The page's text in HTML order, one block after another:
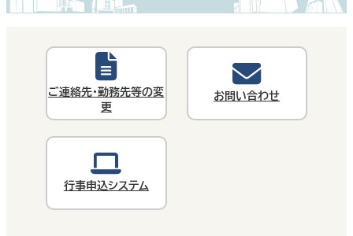
ご連絡先・勤務先等の変
更
お問い合わせ
行事申込システム